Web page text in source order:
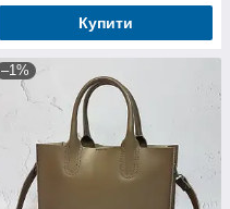
Купити
–1%